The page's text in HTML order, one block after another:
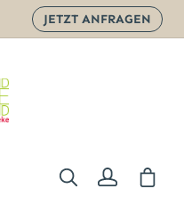
JETZT ANFRAGEN